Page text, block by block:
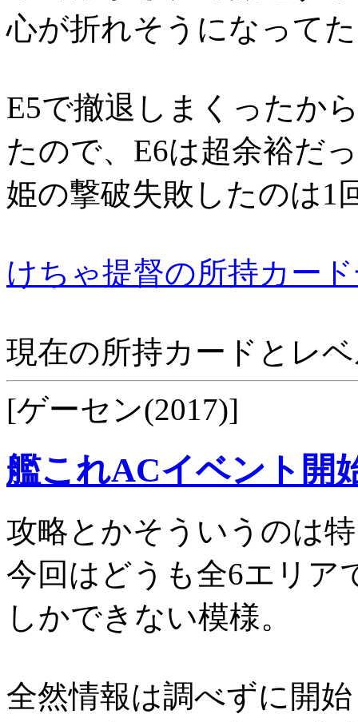
心が折れそうになって
E5で撤退しまくったか
たので、E6は超余裕だ
姫の撃破失敗したのは1
けちゃ提督の所持カー
現在の所持カードとレ
[ゲーセン(2017)]
艦これACイベント開
攻略とかそういうのは
今回はどうも全6エリア
しかできない模様。
全然情報は調べずに開